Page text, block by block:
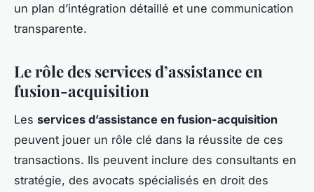
un plan d’intégration détaillé et une communication
transparente.
Le rôle des services d’assistance en
fusion-acquisition
Les services d’assistance en fusion-acquisition
peuvent jouer un rôle clé dans la réussite de ces
transactions. Ils peuvent inclure des consultants en
stratégie, des avocats spécialisés en droit des